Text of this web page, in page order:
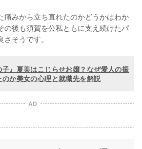
痛みから立ち直れたのかどうかはわか
の後も須賀を公私ともに支え続けたパ
そうです。
子』夏美はこじらせお嬢？なぜ愛人の振
のか美女の心理と就職先を解説
AD